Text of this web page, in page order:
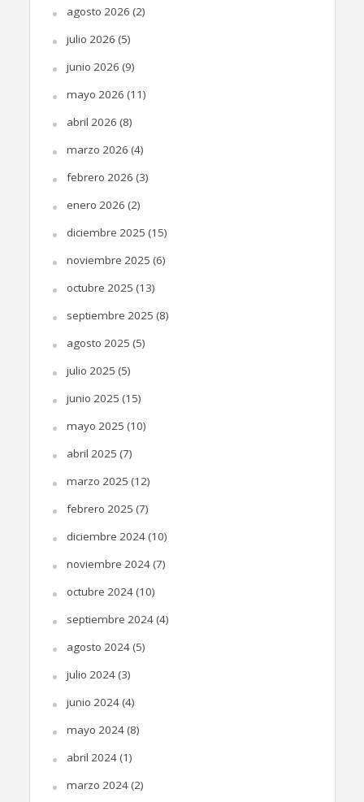
agosto 2026 (2)
julio 2026 (5)
junio 2026 (9)
mayo 2026 (11)
abril 2026 (8)
marzo 2026 (4)
febrero 2026 (3)
enero 2026 (2)
diciembre 2025 (15)
noviembre 2025 (6)
octubre 2025 (13)
septiembre 2025 (8)
agosto 2025 (5)
julio 2025 (5)
junio 2025 (15)
mayo 2025 (10)
abril 2025 (7)
marzo 2025 (12)
febrero 2025 (7)
diciembre 2024(10)
noviembre 2024(7)
octubre 2024(10)
septiembre 2024(4)
agosto 2024(5)
julio 2024(3)
junio 2024(4)
mayo 2024(8)
abril 2024(1)
marzo 2024(2)